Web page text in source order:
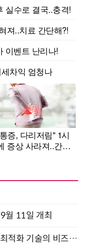
11일 개최
[올쇼TV] Gurobi와 함께 알아보는 최적화 기술의 비즈니스 활용 (8월 20일 생방송)